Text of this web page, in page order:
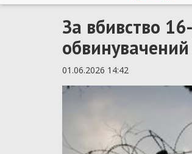
За вбивство
01.06.2026 14:42